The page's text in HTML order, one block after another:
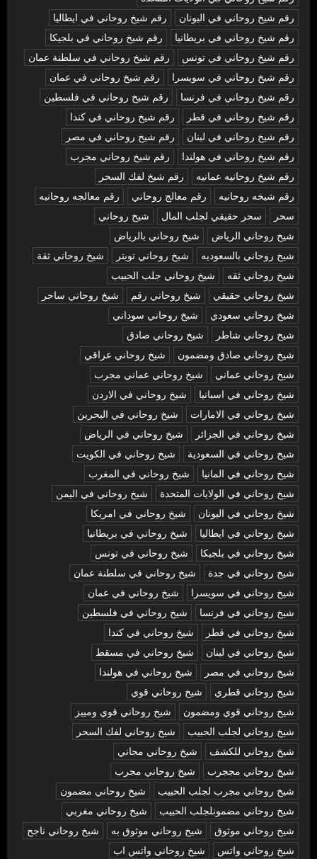
رقم شيخ روحاني في اليونان
رقم شيخ روحاني في ايطاليا
رقم شيخ روحاني في بريطانيا
رقم شيخ روحاني في بلجيكا
رقم شيخ روحاني في تونس
رقم شيخ روحاني في سلطنة عمان
رقم شيخ روحاني في سويسرا
رقم شيخ روحاني في عمان
رقم شيخ روحاني في فرنسا
رقم شيخ روحاني في فلسطين
رقم شيخ روحاني في قطر
رقم شيخ روحاني في كندا
رقم شيخ روحاني في لبنان
رقم شيخ روحاني في مصر
رقم شيخ روحاني في هولندا
رقم شيخ روحاني مجرب
رقم شيخ روحانيه عمانيه
رقم شيخ لفك السحر
رقم شيخه روحانيه
رقم معالج روحاني
رقم معالجه روحانيه
سحر
سحر حقيقي لجلب المال
شيخ روحاني
شيخ روحاني الرياض
شيخ روحاني بالرياض
شيخ روحاني بالسعوديه
شيخ روحاني تويتر
شيخ روحاني ثقة
شيخ روحاني ثقه
شيخ روحاني جلب الحبيب
شيخ روحاني حقيقي
شيخ روحاني رقم
شيخ روحاني ساحر
شيخ روحاني سعودي
شيخ روحاني سوداني
شيخ روحاني شاطر
شيخ روحاني صادق
شيخ روحاني صادق ومضمون
شيخ روحاني عراقي
شيخ روحاني عماني
شيخ روحاني عماني مجرب
شيخ روحاني في اسبانيا
شيخ روحاني في الاردن
شيخ روحاني في الامارات
شيخ روحاني في البحرين
شيخ روحاني في الجزائر
شيخ روحاني في الرياض
شيخ روحاني في السعودية
شيخ روحاني في الكويت
شيخ روحاني في المانيا
شيخ روحاني في المغرب
شيخ روحاني في الولايات المتحدة
شيخ روحاني في اليمن
شيخ روحاني في اليونان
شيخ روحاني في امريكا
شيخ روحاني في ايطاليا
شيخ روحاني في بريطانيا
شيخ روحاني في بلجيكا
شيخ روحاني في تونس
شيخ روحاني في جدة
شيخ روحاني في سلطنة عمان
شيخ روحاني في سويسرا
شيخ روحاني في عمان
شيخ روحاني في فرنسا
شيخ روحاني في فلسطين
شيخ روحاني في قطر
شيخ روحاني في كندا
شيخ روحاني في لبنان
شيخ روحاني في مسقط
شيخ روحاني في مصر
شيخ روحاني في هولندا
شيخ روحاني قطري
شيخ روحاني قوي
شيخ روحاني قوي ومضمون
شيخ روحاني قوي ومييز
شيخ روحاني لجلب الحبيب
شيخ روحاني لفك السحر
شيخ روحاني للكشف
شيخ روحاني مجاني
شيخ روحاني مججرب
شيخ روحاني مجرب
شيخ روحاني مجرب لجلب الحبيب
شيخ روحاني مضمون
شيخ روحاني مضمونلجلب الحبيب
شيخ روحاني مغربي
شيخ روحاني موثوق
شيخ روحاني موثوق به
شيخ روحاني ناجح
شيخ روحاني واتس
شيخ روحاني واتس اب